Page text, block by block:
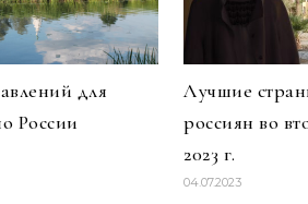
для
России
Лучшие
россиян во
2023 г.
04.07.2023